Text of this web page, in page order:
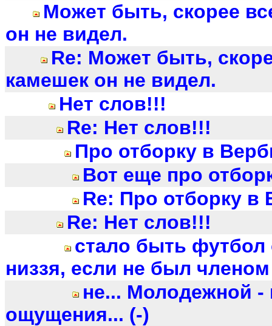
Может быть, скорее
он не видел.
Re: Может быть,
камешек он не видел.
Нет слов!!!
Re: Нет слов!!!
Про отборку в
Вот еще про
Re: Про отборку в
Re: Нет слов!!!
стало быть футбол
низзя, если не был
не... Молодежной -
ощущения... (-)